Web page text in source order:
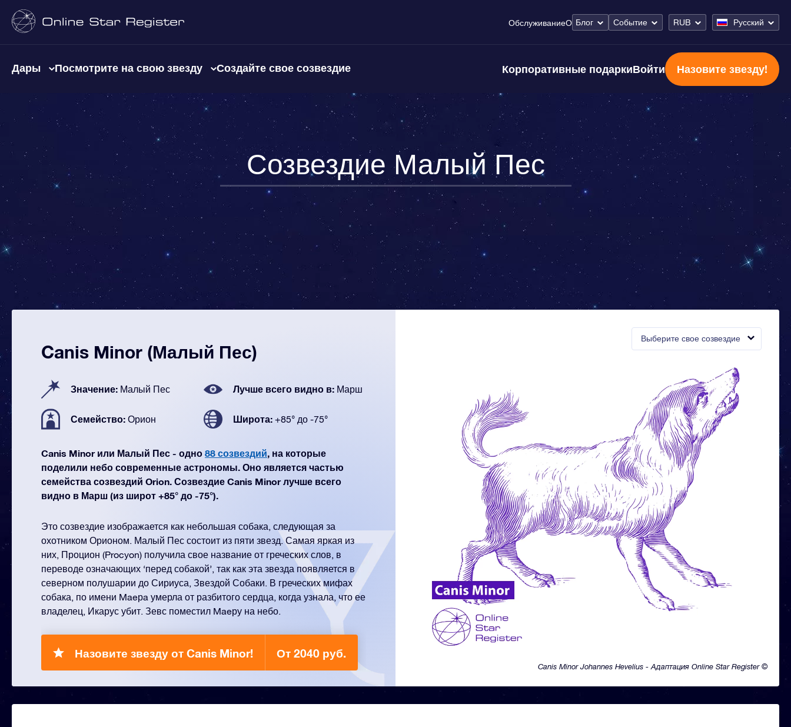
ОбслуживаниеО Блог Событие RUB Русский
Дары Посмотрите на свою звезду Создайте свое созвездие Корпоративные подаркиВойти Назовите звезду!
Созвездие Малый Пес
Выберите свое созвездие
Canis Minor Johannes Hevelius - Адаптация Online Star Register ©
Canis Minor (Малый Пес)
Значение: Малый Пес Лучше всего видно в: Марш
Семейство: Орион Широта: +85° до -75°
Canis Minor или Малый Пес - одно 88 созвездий, на которые
поделили небо современные астрономы. Оно является частью
семейства созвездий Orion. Созвездие Canis Minor лучше всего
видно в Марш (из широт +85° до -75°).
Это созвездие изображается как небольшая собака, следующая за
охотником Орионом. Малый Пес состоит из пяти звезд. Самая яркая из
них, Процион (Procyon) получила свое название от греческих слов, в
переводе означающих ‘перед собакой’, так как эта звезда появляется в
северном полушарии до Сириуса, Звездой Собаки. В греческих мифах
собака, по имени Maeрa умерла от разбитого сердца, когда узнала, что ее
владелец, Икарус убит. Зевс поместил Maeру на небо.
Назовите звезду от Canis Minor! От 2040 руб.